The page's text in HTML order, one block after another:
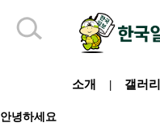
소개 갤러리
안녕하세요
하단 영역